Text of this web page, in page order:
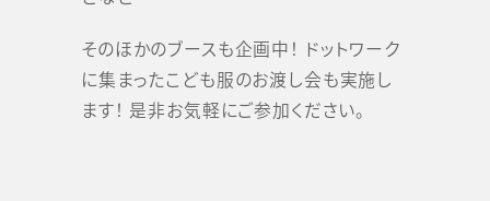
そのほかのブースも企画中！ ドットワーク
に集まったこども服のお渡し会も実施し
ます！ 是非お気軽にご参加ください。